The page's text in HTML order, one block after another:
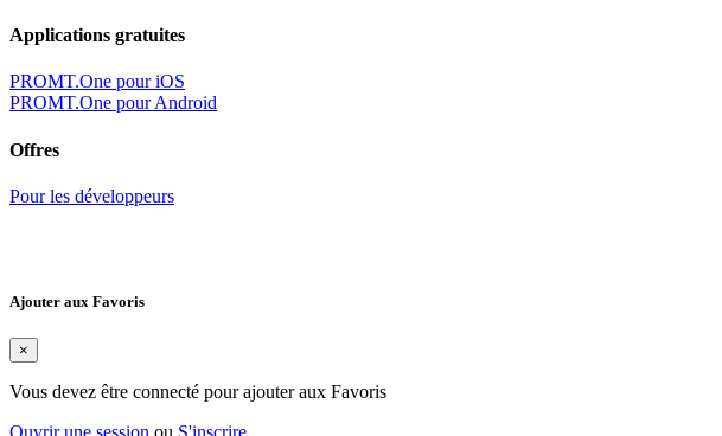
Applications gratuites
PROMT.One pour iOS
PROMT.One pour Android
Offres
Pour les développeurs
Ajouter aux Favoris
×
Vous devez être connecté pour ajouter aux Favoris